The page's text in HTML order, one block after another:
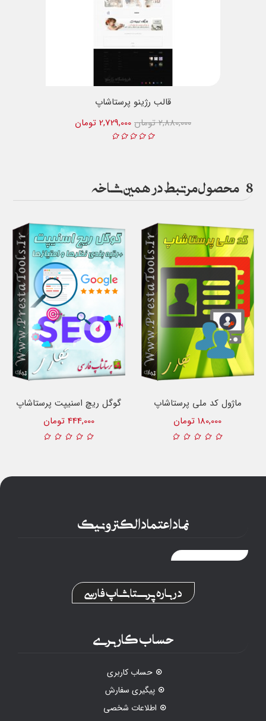
قالب رژینو پرستاشاپ
2,729,000 تومان
2,880,000 تومان
8 محصول مرتبط در همین شاخه
گوگل ریچ اسنیپت پرستاشاپ
444,000 تومان
ماژول کد ملی پرستاشاپ
180,000 تومان
نماد اعتماد الکترونیک
درباره پرستاشاپ فارسی
حساب کاربری
حساب کاربری
پیگیری سفارش
اطلاعات شخصی